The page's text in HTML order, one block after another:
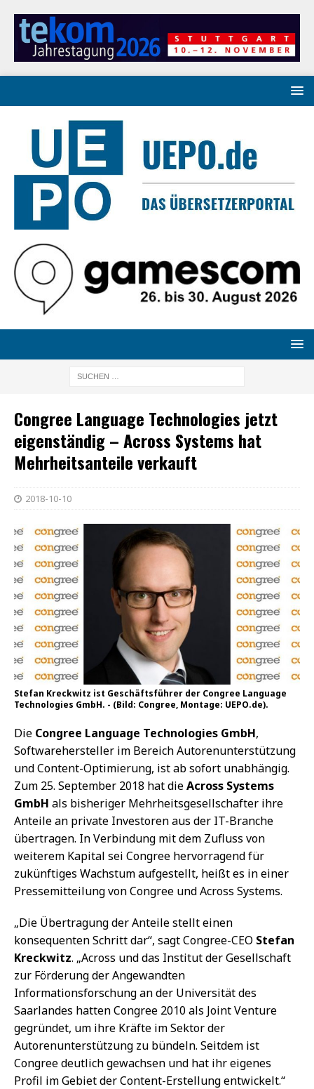
Congree Language Technologies jetzt
eigenständig – Across Systems hat
Mehrheitsanteile verkauft
2018-10-10
Stefan Kreckwitz ist Geschäftsführer der Congree Language
Technologies GmbH. - (Bild: Congree, Montage: UEPO.de).
Die Congree Language Technologies GmbH,
Softwarehersteller im Bereich Autorenunterstützung
und Content-Optimierung, ist ab sofort unabhängig.
Zum 25. September 2018 hat dieAcross Systems
GmbH als bisheriger Mehrheitsgesellschafter ihre
Anteile an private Investoren aus der IT-Branche
übertragen. In Verbindung mit dem Zufluss von
weiterem Kapital sei Congree hervorragend für
zukünftiges Wachstum aufgestellt, heißt es in einer
Pressemitteilung von Congree und Across Systems.
„Die Übertragung der Anteile stellt einen
konsequenten Schritt dar“, sagt Congree-CEO Stefan
Kreckwitz. „Across und das Institut der Gesellschaft
zur Förderung der Angewandten
Informationsforschung an der Universität des
Saarlandes hatten Congree 2010 als Joint Venture
gegründet, um ihre Kräfte im Sektor der
Autorenunterstützung zu bündeln. Seitdem ist
Congree deutlich gewachsen und hat ihr eigenes
Profil im Gebiet der Content-Erstellung entwickelt.“